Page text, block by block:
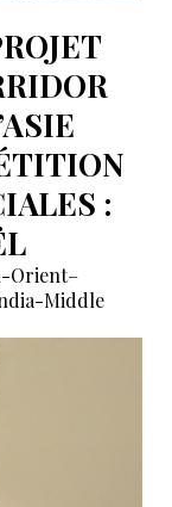
:
Orient–
Middle